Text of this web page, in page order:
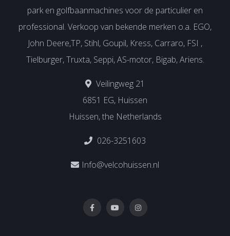
park en golfbaanmachines voor de particulier en
professional. Verkoop van bekende merken o.a. EGO,
John Deere,TP, Stihl, Goupil, Kress, Carraro, FSI ,
Tielburger, Truxta, Seppi, AS-motor, Bigab, Ariens.
Veilingweg 21
6851 EG, Huissen
Huissen, the Netherlands
026-3251603
Info@velcohuissen.nl